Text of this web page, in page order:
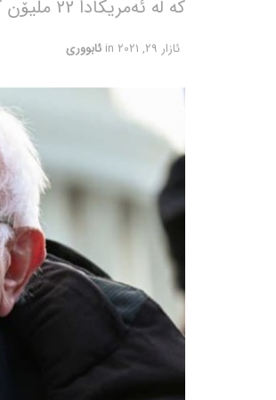
کە لە ئەمریکادا 22 ملیۆن کەس خواردنی پێویستیان نییە.
ئازار 29, 2021 in ئابووری